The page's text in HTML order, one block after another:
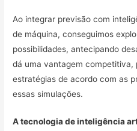
Ao integrar previsão com
de máquina, conseguimos
possibilidades, antecipando
dá uma vantagem competitiva,
estratégias de acordo com as
essas simulações.
A tecnologia de inteligência